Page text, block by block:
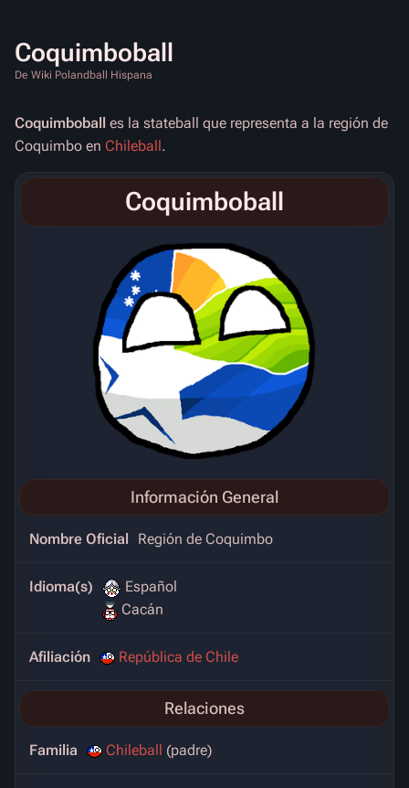
Coquimboball
De Wiki Polandball Hispana
Coquimboball es la stateball que representa a la región de
Coquimbo en Chileball.
Coquimboball
Información General
Nombre Oficial Región de Coquimbo
Idioma(s)
Español
Cacán
Afiliación República de Chile
Relaciones
Familia Chileball (padre)